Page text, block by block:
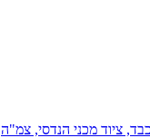
ציוד מכני הנדסי, צמ"ה